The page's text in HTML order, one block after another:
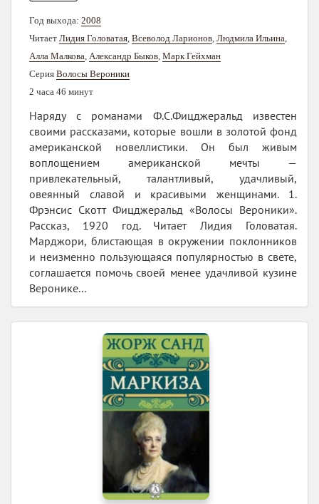
Год выхода: 2008
Читает Лидия Головатая, Всеволод Ларионов, Людмила Ильина,
Алла Малкова, Александр Быков, Марк Гейхман
Серия Волосы Вероники
2 часа 46 минут
Наряду с романами Ф.С.Фицджеральд известен
своими рассказами, которые вошли в золотой фонд
американской новеллистики. Он был живым
воплощением американской мечты —
привлекательный, талантливый, удачливый,
овеянный славой и красивыми женщинами. 1.
Фрэнсис Скотт Фицджеральд «Волосы Вероники».
Рассказ, 1920 год. Читает Лидия Головатая.
Марджори, блистающая в окружении поклонников
и неизменно пользующаяся популярностью в свете,
соглашается помочь своей менее удачливой кузине
Веронике...